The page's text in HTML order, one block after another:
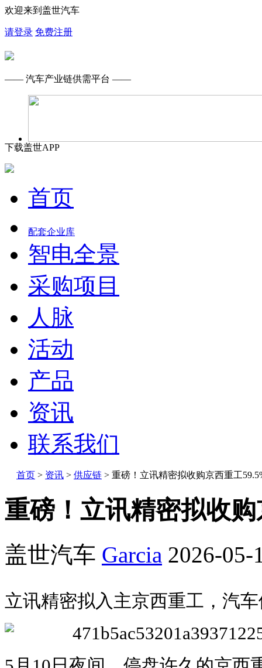
欢迎来到盖世汽车
请登录 免费注册
—— 汽车产业链供需平台 ——
下载盖世APP
首页
配套企业库
智电全景
采购项目
人脉
活动
产品
资讯
联系我们
首页 > 资讯 > 供应链 > 重磅！立讯精密拟收购京西重工
重磅！立讯精密拟收
盖世汽车 Garcia 2026-05-
立讯精密拟入主京西重工，汽